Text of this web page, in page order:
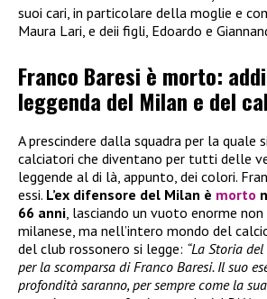
suoi cari, in particolare della moglie e
Maura Lari, e deii figli, Edoardo e
Franco Baresi è morto:
leggenda del Milan e del
A prescindere dalla squadra per la
calciatori che diventano per tutti delle
leggende al di là, appunto, dei colori.
essi. L’ex difensore del Milan è morto
66 anni, lasciando un vuoto enorme
milanese, ma nell’intero mondo del
del club rossonero si legge: “La Storia
per la scomparsa di Franco Baresi. Il suo
profondità saranno, per sempre come la